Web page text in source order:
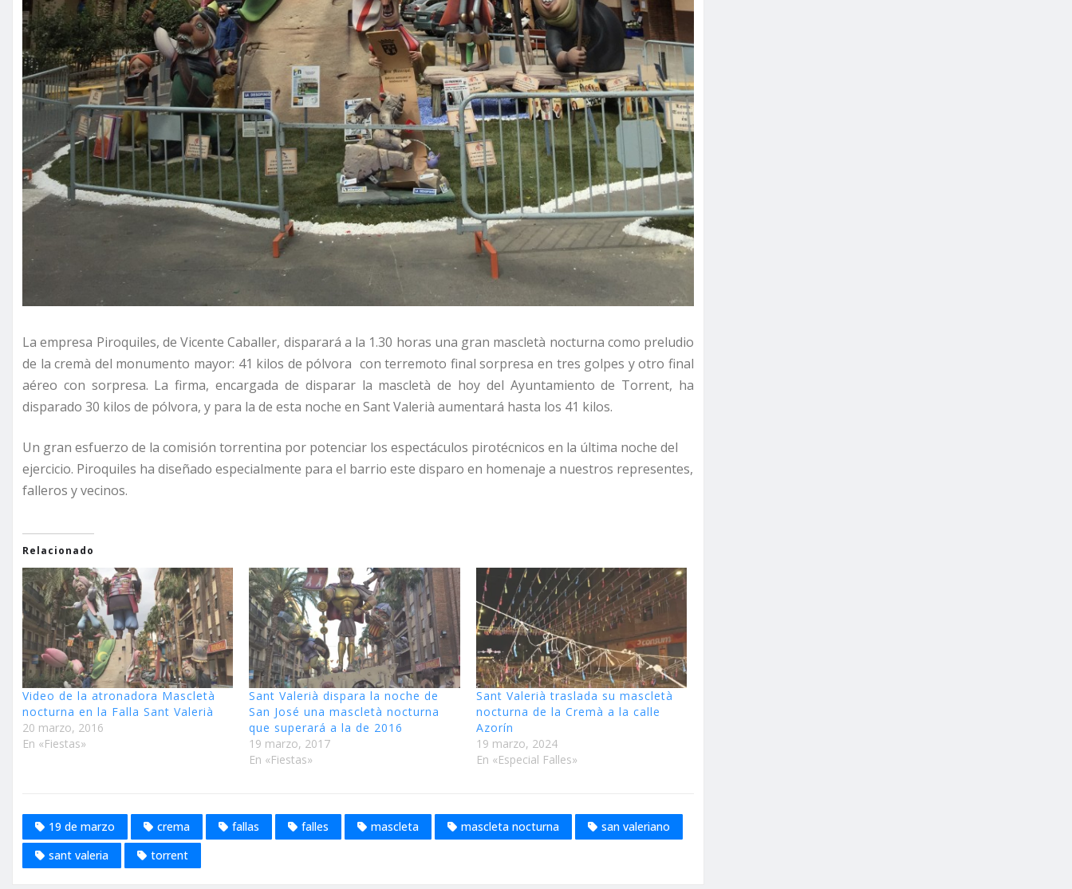
La empresa Piroquiles, de Vicente Caballer, disparará a la 1.30 horas una gran mascletà nocturna como preludio
de la cremà del monumento mayor: 41 kilos de pólvora con terremoto final sorpresa en tres golpes y otro final
aéreo con sorpresa. La firma, encargada de disparar la mascletà de hoy del Ayuntamiento de Torrent, ha
disparado 30 kilos de pólvora, y para la de esta noche en Sant Valerià aumentará hasta los 41 kilos.
Un gran esfuerzo de la comisión torrentina por potenciar los espectáculos pirotécnicos en la última noche del
ejercicio. Piroquiles ha diseñado especialmente para el barrio este disparo en homenaje a nuestros representes,
falleros y vecinos.
Relacionado
Video de la atronadora Mascletà
nocturna en la Falla Sant Valerià
20 marzo, 2016
En «Fiestas»
Sant Valerià dispara la noche de
San José una mascletà nocturna
que superará a la de 2016
19 marzo, 2017
En «Fiestas»
Sant Valerià traslada su mascletà
nocturna de la Cremà a la calle
Azorín
19 marzo, 2024
En «Especial Falles»
19 de marzo crema fallas falles mascleta mascleta nocturna
san valeriano
sant valeria
torrent